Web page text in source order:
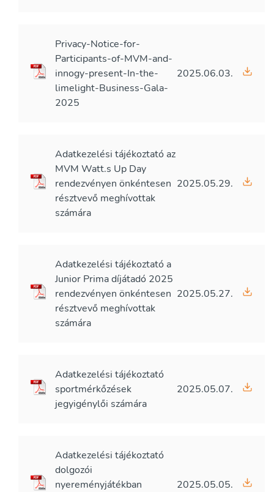
Privacy-Notice-for-
Participants-of-MVM-and-
innogy-present-In-the-
limelight-Business-Gala-
2025
2025.06.03.
Adatkezelési tájékoztató az
MVM Watt.s Up Day
rendezvényen önkéntesen
résztvevő meghívottak
számára
2025.05.29.
Adatkezelési tájékoztató a
Junior Prima díjátadó 2025
rendezvényen önkéntesen
résztvevő meghívottak
számára
2025.05.27.
Adatkezelési tájékoztató
sportmérkőzések
jegyigénylői számára
2025.05.07.
Adatkezelési tájékoztató
dolgozói
nyereményjátékban
2025.05.05.